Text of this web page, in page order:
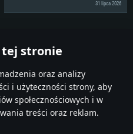
tej stronie
oraz analizy
i użyteczności strony, aby
społecznościowych i w
treści oraz reklam.
31 lipca 2026